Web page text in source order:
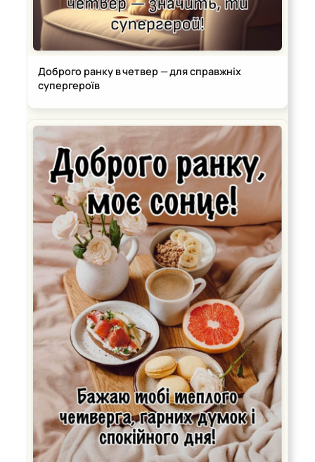
Доброго ранку в четвер — для справжніх
супергероїв